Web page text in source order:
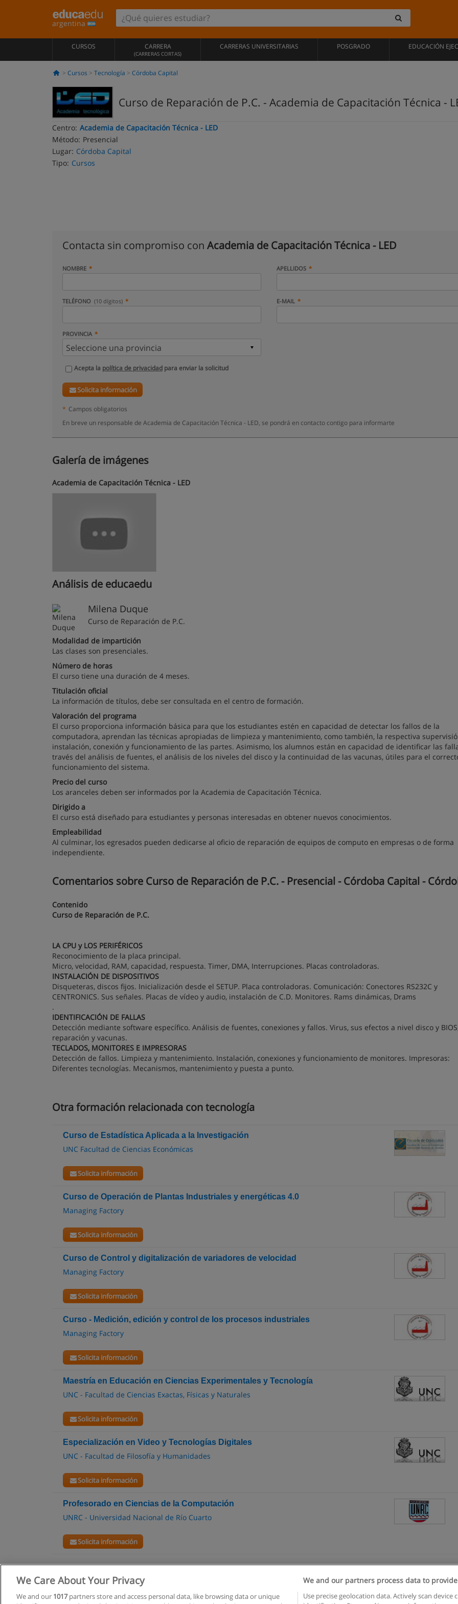
argentina
CURSOS CARRERA
(CARRERAS CORTAS)
CARRERAS UNIVERSITARIAS POSGRADO EDUCACIÓN
Cursos Tecnología Córdoba Capital
Curso de Reparación de P.C. - Academia de Capacitación Técnica -
Centro: Academia de Capacitación Técnica - LED
Método: Presencial
Lugar: Córdoba Capital
Tipo: Cursos
Contacta sin compromiso con Academia de Capacitación Técnica - LED
NOMBRE APELLIDOS
TELÉFONO (10 dígitos) E-MAIL
PROVINCIA
Acepta la política de privacidad para enviar la solicitud
Solicita información
* Campos obligatorios
En breve un responsable de Academia de Capacitación Técnica - LED, se pondrá en contacto contigo para informarte
Galería de imágenes
Academia de Capacitación Técnica - LED
Análisis de educaedu
Milena Duque
Curso de Reparación de P.C.
Modalidad de impartición
Las clases son presenciales.
Número de horas
El curso tiene una duración de 4 meses.
Titulación oficial
La información de títulos, debe ser consultada en el centro de formación.
Valoración del programa
El curso proporciona información básica para que los estudiantes estén en capacidad de detectar los fallos de la
computadora, aprendan las técnicas apropiadas de limpieza y mantenimiento, como también, la respectiva
instalación, conexión y funcionamiento de las partes. Asimismo, los alumnos están en capacidad de identificar las
través del análisis de fuentes, el análisis de los niveles del disco y la continuidad de las vacunas, útiles para el
funcionamiento del sistema.
Precio del curso
Los aranceles deben ser informados por la Academia de Capacitación Técnica.
Dirigido a
El curso está diseñado para estudiantes y personas interesadas en obtener nuevos conocimientos.
Empleabilidad
Al culminar, los egresados pueden dedicarse al oficio de reparación de equipos de computo en empresas o de forma
independiente.
Comentarios sobre Curso de Reparación de P.C. - Presencial - Córdoba Capital -
Contenido
Curso de Reparación de P.C.
LA CPU y LOS PERIFÉRICOS
Reconocimiento de la placa principal.
Micro, velocidad, RAM, capacidad, respuesta. Timer, DMA, Interrupciones. Placas controladoras.
INSTALACIÓN DE DISPOSITIVOS
Disqueteras, discos fijos. Inicialización desde el SETUP. Placa controladoras. Comunicación: Conectores RS232C y
CENTRONICS. Sus señales. Placas de vídeo y audio, instalación de C.D. Monitores. Rams dinámicas, Drams
.
IDENTIFICACIÓN DE FALLAS
Detección mediante software específico. Análisis de fuentes, conexiones y fallos. Virus, sus efectos a nivel disco y
reparación y vacunas.
TECLADOS, MONITORES E IMPRESORAS
Detección de fallos. Limpieza y mantenimiento. Instalación, conexiones y funcionamiento de monitores. Impresoras:
Diferentes tecnologías. Mecanismos, mantenimiento y puesta a punto.
Otra formación relacionada con tecnología
Curso de Estadística Aplicada a la Investigación
UNC Facultad de Ciencias Económicas
Solicita información
Curso de Operación de Plantas Industriales y energéticas 4.0
Managing Factory
Solicita información
Curso de Control y digitalización de variadores de velocidad
Managing Factory
Solicita información
Curso - Medición, edición y control de los procesos industriales
Managing Factory
Solicita información
Maestría en Educación en Ciencias Experimentales y Tecnología
UNC - Facultad de Ciencias Exactas, Físicas y Naturales
Solicita información
Especialización en Video y Tecnologías Digitales
UNC - Facultad de Filosofía y Humanidades
Solicita información
Profesorado en Ciencias de la Computación
UNRC - Universidad Nacional de Río Cuarto
Solicita información
We Care About Your Privacy
We and our 1017partners store and access personal data, like browsing data or unique
We and our partners process data to
Use precise geolocation data. Actively scan device